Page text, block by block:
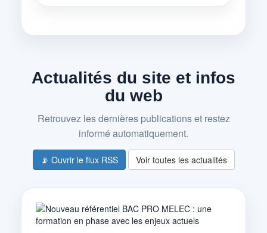
Actualités du site et infos
du web
Retrouvez les dernières publications et restez
informé automatiquement.
📡 Ouvrir le flux RSS Voir toutes les actualités